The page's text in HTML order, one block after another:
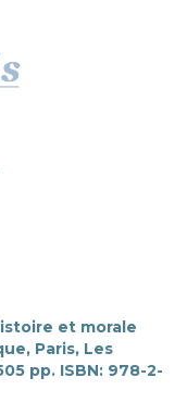
et morale
Paris, Les
pp. ISBN: 978-2-